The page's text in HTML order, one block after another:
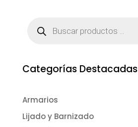
productos
Categorías Destacadas
Armarios
Lijado y Barnizado